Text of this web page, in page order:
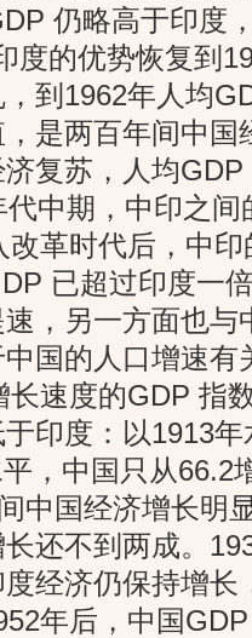
仍略高于印度
度的优势恢复到
到1962年人均
是两百年间中国
复苏，人均
中期，中印之
改革时代后，中
已超过印度一
，另一方面也
国的人口增速有
速度的GDP 指
印度：以1913
，中国只从66.2
中国经济增长明
还不到两成。
经济仍保持增
年后，中国